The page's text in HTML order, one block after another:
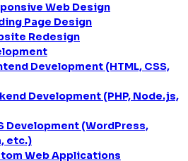
Web Design
Page Design
Redesign
Development (HTML, CSS,
Development (PHP, Node.js,
Development (WordPress,
etc.)
Web Applications